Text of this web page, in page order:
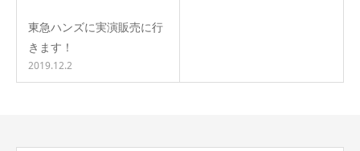
東急ハンズに実演販売に行
きます！
2019.12.2